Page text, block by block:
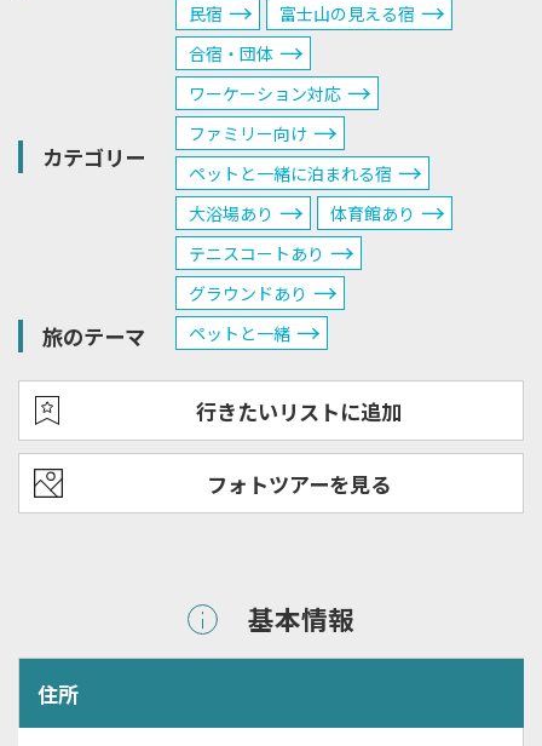
カテゴリー
民宿
富士山の見える宿
合宿・団体
ワーケーション対応
ファミリー向け
ペットと一緒に泊まれる宿
大浴場あり
体育館あり
テニスコートあり
グラウンドあり
旅のテーマ ペットと一緒
行きたいリストに追加
フォトツアーを見る
基本情報
住所